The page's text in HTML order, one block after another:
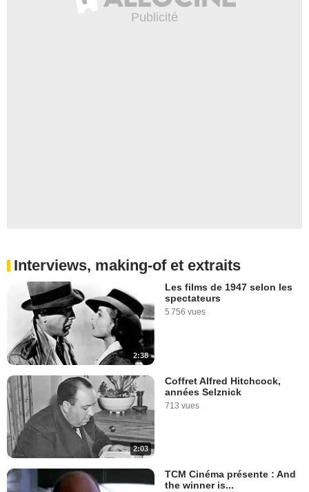
Interviews, making-of et extraits
2:38
Les films de 1947 selon les
spectateurs
5 756 vues
2:03
Coffret Alfred Hitchcock,
années Selznick
713 vues
TCM Cinéma présente : And
the winner is...